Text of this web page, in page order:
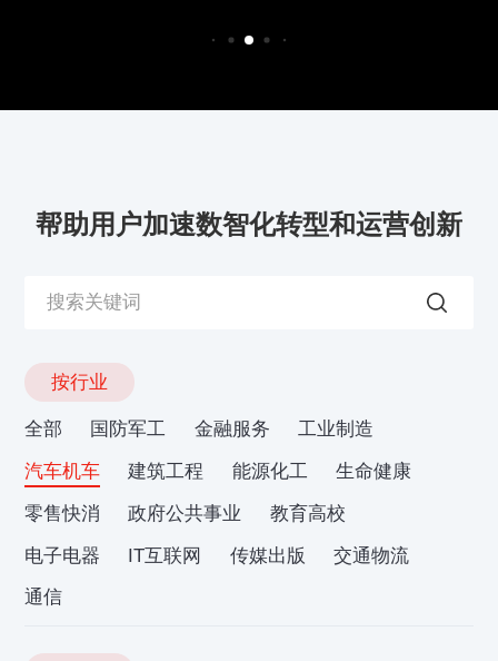
帮助用户加速数智化转型和运营创新
按行业
全部 国防军工 金融服务
工业制造
汽车机车
建筑工程 能源化工
生命健康
零售快消
政府公共事业
教育高校
电子电器
IT互联网 传媒出版
交通物流
通信